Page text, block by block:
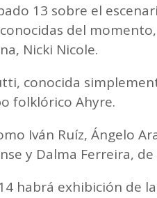
13 sobre el
del
Nicki Nicole.
conocida
folklórico Ahyre.
Iván Ruíz, Ángelo
y Dalma Ferreira,
habrá exhibición de